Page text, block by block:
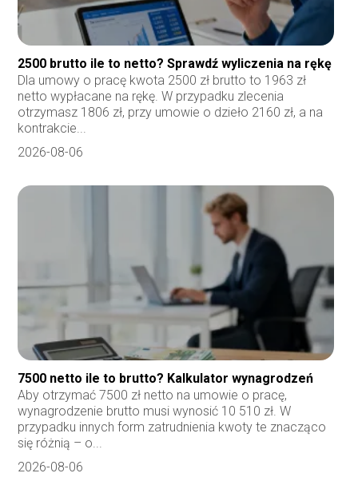
2500 brutto ile to netto? Sprawdź wyliczenia na rękę
Dla umowy o pracę kwota 2500 zł brutto to 1963 zł
netto wypłacane na rękę. W przypadku zlecenia
otrzymasz 1806 zł, przy umowie o dzieło 2160 zł, a na
kontrakcie...
2026-08-06
7500 netto ile to brutto? Kalkulator wynagrodzeń
Aby otrzymać 7500 zł netto na umowie o pracę,
wynagrodzenie brutto musi wynosić 10 510 zł. W
przypadku innych form zatrudnienia kwoty te znacząco
się różnią – o...
2026-08-06